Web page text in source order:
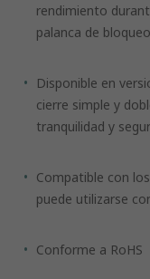
rendimiento
palanca de
Disponible en
cierre simple y
tranquilidad y
Compatible con
puede utilizarse
Conforme a RoHS